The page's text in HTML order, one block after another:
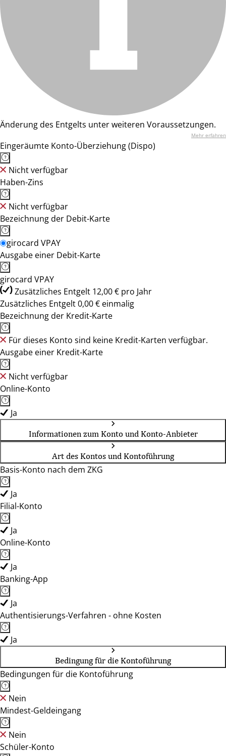
Änderung des Entgelts unter weiteren Voraussetzungen.
Mehr erfahren
Eingeräumte Konto-Überziehung (Dispo)
Nicht verfügbar
Haben-Zins
Nicht verfügbar
Bezeichnung der Debit-Karte
girocard VPAY
Ausgabe einer Debit-Karte
girocard VPAY
Zusätzliches Entgelt 12,00 € pro Jahr
Zusätzliches Entgelt 0,00 € einmalig
Bezeichnung der Kredit-Karte
Für dieses Konto sind keine Kredit-Karten verfügbar.
Ausgabe einer Kredit-Karte
Nicht verfügbar
Online-Konto
Ja
Informationen zum Konto und Konto-Anbieter
Art des Kontos und Kontoführung
Basis-Konto nach dem ZKG
Ja
Filial-Konto
Ja
Online-Konto
Ja
Banking-App
Ja
Authentisierungs-Verfahren - ohne Kosten
Ja
Bedingung für die Kontoführung
Bedingungen für die Kontoführung
Nein
Mindest-Geldeingang
Nein
Schüler-Konto